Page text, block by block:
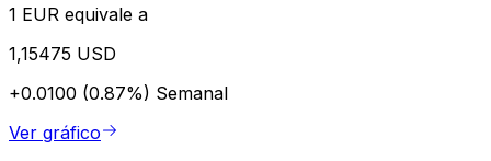
1 EUR equivale a
1,15475 USD
+0.0100 (0.87%) Semanal
Ver gráfico